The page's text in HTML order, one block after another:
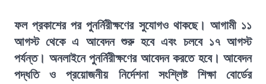
ফল প্রকাশের পর পুনর্নিরীক্ষণের সুযোগও থাকছে। আগামী ১১
আগস্ট থেকে এ আবেদন শুরু হবে এবং চলবে ১৭ আগস্ট
পর্যন্ত। অনলাইনে পুনর্নিরীক্ষণের আবেদন করতে হবে। আবেদন
পদ্ধতি ও প্রয়োজনীয় নির্দেশনা সংশ্লিষ্ট শিক্ষা বোর্ডের